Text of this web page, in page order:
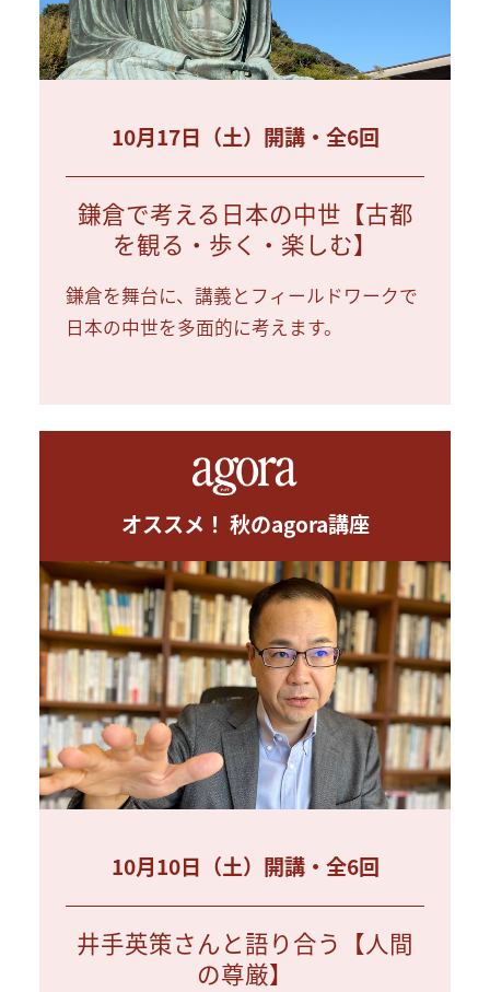
10月17日（土）開講・全6回
鎌倉で考える日本の中世【古都
を観る・歩く・楽しむ】
鎌倉を舞台に、講義とフィールドワークで
日本の中世を多面的に考えます。
オススメ！ 秋のagora講座
10月10日（土）開講・全6回
井手英策さんと語り合う【人間
の尊厳】